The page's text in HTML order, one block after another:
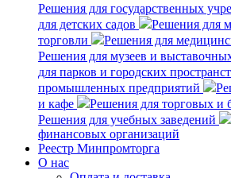
Решения для государственных
для детских садов
Решения для
торговли
Решения для
Решения для музеев и
для парков и городских
промышленных предприятий
и кафе
Решения для торговых и
Решения для учебных заведений
финансовых организаций
Реестр Минпромторга
О нас